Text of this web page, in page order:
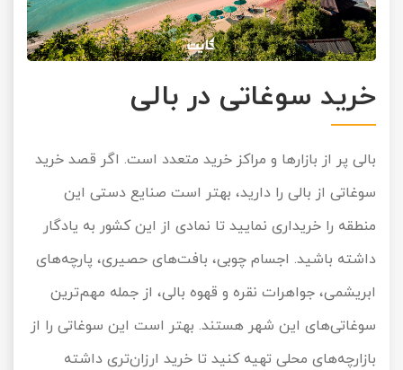
خرید سوغاتی در بالی
بالی پر از بازارها و مراکز خرید متعدد است. اگر قصد خرید
سوغاتی از بالی را دارید، بهتر است صنایع دستی این
منطقه را خریداری نمایید تا نمادی از این کشور به یادگار
داشته باشید. اجسام چوبی، بافت‌های حصیری، پارچه‌های
ابریشمی، جواهرات نقره و قهوه بالی، از جمله مهم‌ترین
سوغاتی‌های این شهر هستند. بهتر است این سوغاتی را از
بازارچه‌های محلی تهیه کنید تا خرید ارزان‌تری داشته